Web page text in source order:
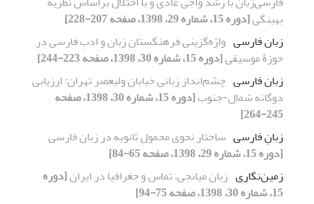
بهینگی[دوره 15، شماره 29، 1398، صفحه 207-228]
زبان فارسی واژه‌گزینی فرهنگستان زبان و ادبِ فارسی در
حوزۀ موسیقی[دوره 15، شماره 30، 1398، صفحه 223-244]
زبان فارسی چشم‌انداز زبانی خیابان ولیعصر تهران: ارزیابی
دوگانه شمال-جنوب
[دوره 15، شماره 30، 1398، صفحه
245-264]
زبانِ فارسی ساختار نحوی محمولِ ثانویه در زبان فارسی
[دوره 15، شماره 29، 1398، صفحه 65-84]
زمین‌نگاری زبان میانجی، تماس و جغرافیا در ایران[دوره
15، شماره 30، 1398، صفحه 75-94]